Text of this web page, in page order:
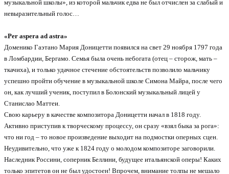
музыкальной школы», из которой мальчик едва не был отчислен за слабый и
невыразительный голос…
«Per aspera ad astra»
Доменико Гаэтано Мария Доницетти появился на свет 29 ноября 1797 года
в Ломбардии, Бергамо. Семья была очень небогата (отец – сторож, мать –
ткачиха), и только удачное стечение обстоятельств позволило мальчику
успешно пройти обучение в музыкальной школе Симона Майра, после чего
он, как лучший ученик, поступил в Болонский музыкальный лицей у
Станислао Маттеи.
Свою карьеру в качестве композитора Доницетти начал в 1818 году.
Активно приступив к творческому процессу, он сразу «взял быка за рога»:
что ни год – то новое произведение выходит на подмостки оперных сцен.
Неудивительно, что уже к 1824 году о молодом композиторе заговорили.
Наследник Россини, соперник Беллини, будущее итальянской оперы! Каких
только эпитетов он не был удостоен! Впрочем, внимание толпы не мешало